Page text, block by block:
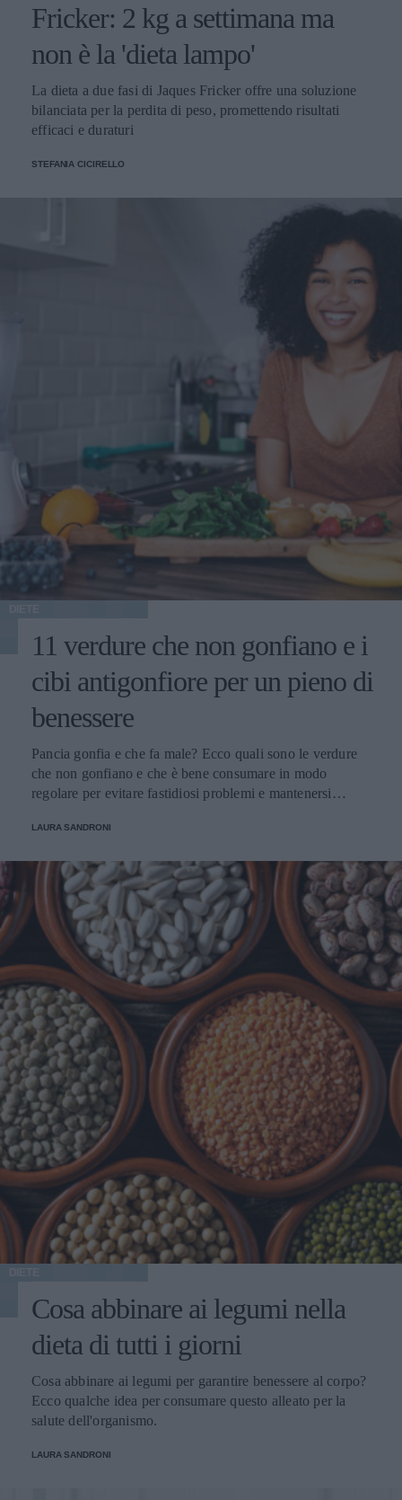
Fricker: 2 kg a settimana ma
non è la 'dieta lampo'
La dieta a due fasi di Jaques Fricker offre una soluzione
bilanciata per la perdita di peso, promettendo risultati
efficaci e duraturi
STEFANIA CICIRELLO
11 verdure che non gonfiano e i
cibi antigonfiore per un pieno di
benessere
Pancia gonfia e che fa male? Ecco quali sono le verdure
che non gonfiano e che è bene consumare in modo
regolare per evitare fastidiosi problemi e mantenersi
LAURA SANDRONI
Cosa abbinare ai legumi nella
dieta di tutti i giorni
Cosa abbinare ai legumi per garantire benessere al corpo?
Ecco qualche idea per consumare questo alleato per la
salute dell'organismo.
LAURA SANDRONI